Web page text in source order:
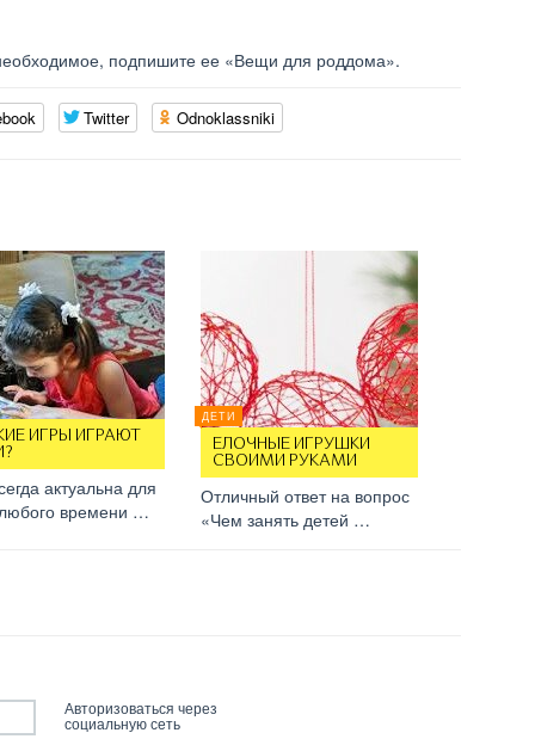
подпишите ее «Вещи для роддома».
Twitter Odnoklassniki
ИГРЫ ИГРАЮТ
актуальна для
времени …
ДЕТИ
ЕЛОЧНЫЕ ИГРУШКИ
СВОИМИ РУКАМИ
Отличный ответ на вопрос
«Чем занять детей …
Авторизоваться через
социальную сеть